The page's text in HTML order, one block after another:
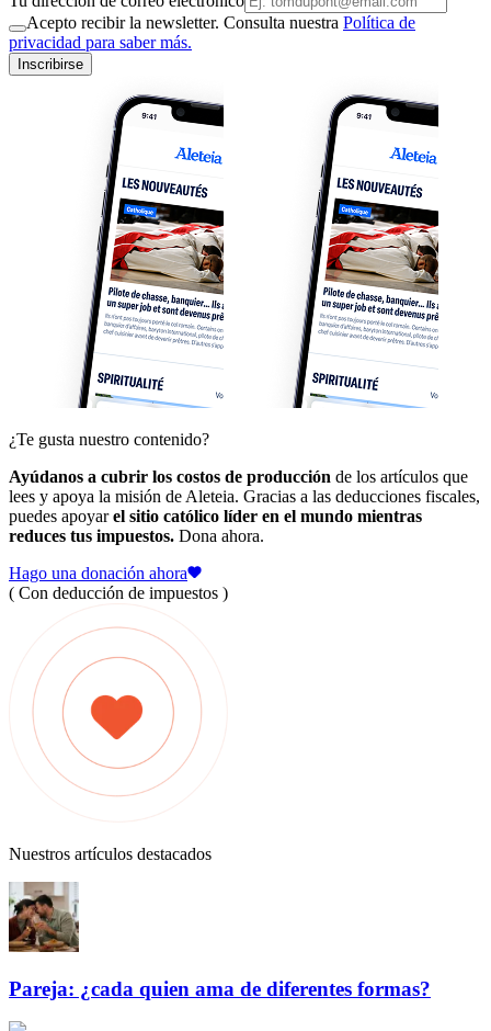
Acepto recibir la newsletter. Consulta nuestra Política de
privacidad para saber más.
Inscribirse
¿Te gusta nuestro contenido?
Ayúdanos a cubrir los costos de producción de los artículos que
lees y apoya la misión de Aleteia. Gracias a las deducciones fiscales,
puedes apoyarel sitio católico líder en el mundo mientras
reduces tus impuestos. Dona ahora.
Hago una donación ahora
( Con deducción de impuestos )
Nuestros artículos destacados
Pareja: ¿cada quien ama de diferentes formas?